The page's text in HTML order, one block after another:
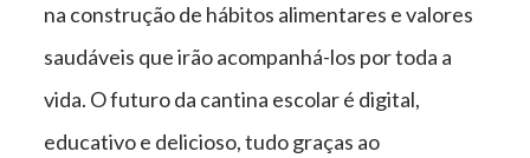
na construção de hábitos alimentares e valores
saudáveis que irão acompanhá-los por toda a
vida. O futuro da cantina escolar é digital,
educativo e delicioso, tudo graças ao